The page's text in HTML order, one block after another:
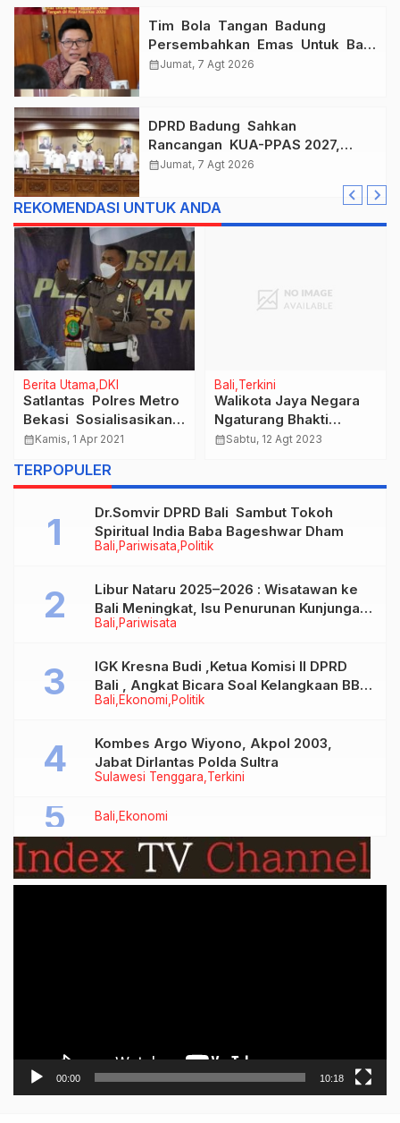
Tim Bola Tangan Badung
Persembahkan Emas Untuk Bali
, Taklukkan Jawa Tengah Di
calendar_monthJumat, 7 Agt 2026
DPRD Badung Sahkan
Rancangan KUA-PPAS 2027,
Anggaran Tembus Lebih Dari
calendar_monthJumat, 7 Agt 2026
REKOMENDASI UNTUK ANDA
Berita Utama DKI
Satlantas Polres Metro
Bekasi Sosialisasikan
Pemberlakuan Tilang
calendar_monthKamis, 1 Apr 2021
Bali Terkini
Walikota Jaya Negara
Ngaturang Bhakti
Pujawali di Pura Dalem
Agustus
calendar_monthSabtu, 12 Agt 2023
TERPOPULER
Bali Pariwisata Politik
Dr.Somvir DPRD Bali Sambut Tokoh
Spiritual India Baba Bageshwar Dham
Bali Pariwisata
Libur Nataru 2025–2026 : Wisatawan ke
Bali Meningkat, Isu Penurunan Kunjungan
Tidak Benar
Bali Ekonomi Politik
IGK Kresna Budi ,Ketua Komisi II DPRD
Bali , Angkat Bicara Soal Kelangkaan BBM
Bersubsidi Jenis Solar
Sulawesi Tenggara Terkini
Kombes Argo Wiyono, Akpol 2003,
Jabat Dirlantas Polda Sultra
Bali Ekonomi
00:00 10:18